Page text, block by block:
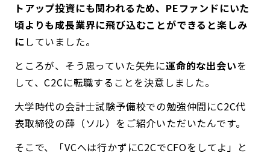
トアップ投資にも関われるため、PEファンドにいた
頃よりも成長業界に飛び込むことができると楽しみ
にしていました。
ところが、そう思っていた矢先に運命的な出会いを
して、C2Cに転職することを決意しました。
大学時代の会計士試験予備校での勉強仲間にC2C代
表取締役の薛（ソル）をご紹介いただいたんです。
そこで、「VCへは行かずにC2CでCFOをしてよ」と